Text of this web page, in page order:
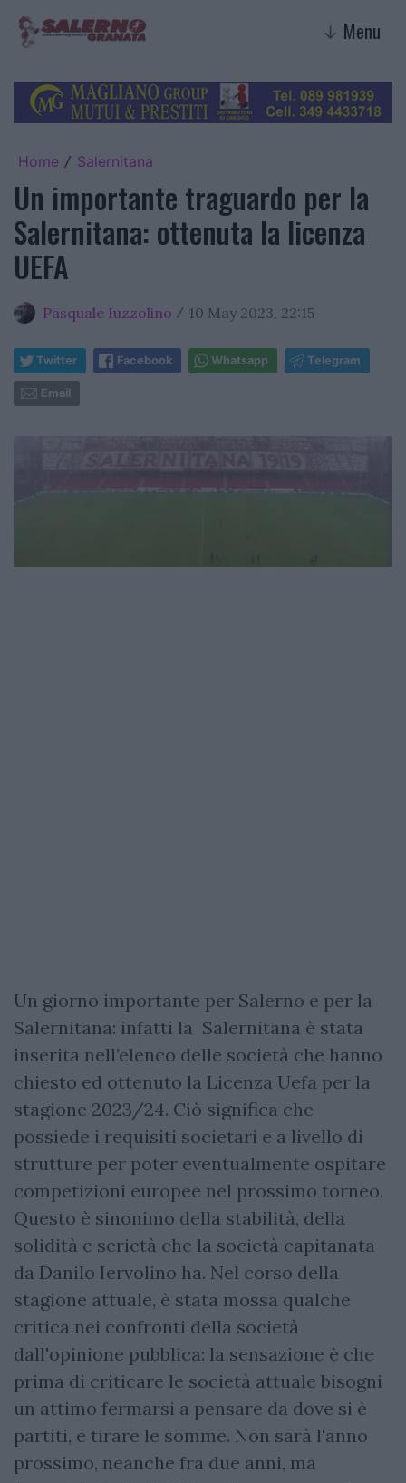
↓ Menu
Home / Salernitana
Un importante traguardo per la
Salernitana: ottenuta la licenza
UEFA
Pasquale Iuzzolino / 10 May 2023, 22:15
Twitter Facebook Whatsapp Telegram
Email
Un giorno importante per Salerno e per la
Salernitana: infatti la Salernitana è stata
inserita nell’elenco delle società che hanno
chiesto ed ottenuto la Licenza Uefa per la
stagione 2023/24. Ciò significa che
possiede i requisiti societari e a livello di
strutture per poter eventualmente ospitare
competizioni europee nel prossimo torneo.
Questo è sinonimo della stabilità, della
solidità e serietà che la società capitanata
da Danilo Iervolino ha. Nel corso della
stagione attuale, è stata mossa qualche
critica nei confronti della società
dall'opinione pubblica: la sensazione è che
prima di criticare le società attuale bisogni
un attimo fermarsi a pensare da dove si è
partiti, e tirare le somme. Non sarà l'anno
prossimo, neanche fra due anni, ma